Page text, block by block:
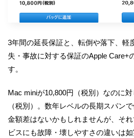
3年間の延長保証と、転倒や落下、軽
失・事故に対する保証のApple Care+
す。
Mac miniが10,800円（税別）なのに
（税別）。数年レベルの長期スパン
金額差はないかもしれませんが、そ
ビスにも故障・壊しやすさの違いは